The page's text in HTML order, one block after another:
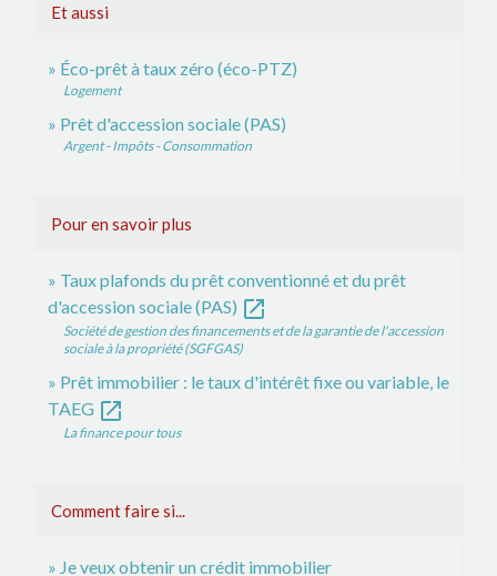
Et aussi
Éco-prêt à taux zéro (éco-PTZ)
Logement
Prêt d'accession sociale (PAS)
Argent - Impôts - Consommation
Pour en savoir plus
Taux plafonds du prêt conventionné et du prêt
d'accession sociale (PAS) open_in_new
Société de gestion des financements et de la garantie de l'accession
sociale à la propriété (SGFGAS)
Prêt immobilier : le taux d'intérêt fixe ou variable, le
TAEG open_in_new
La finance pour tous
Comment faire si...
Je veux obtenir un crédit immobilier